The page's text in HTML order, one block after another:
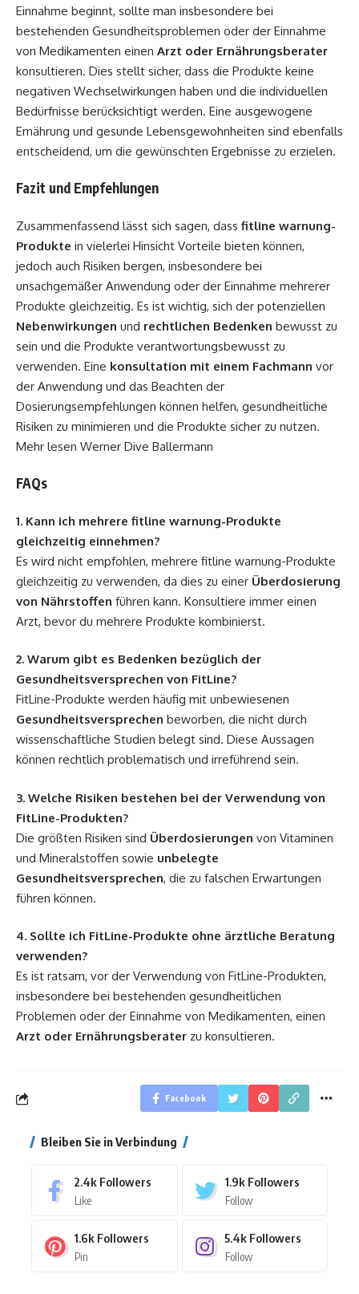
Einnahme beginnt, sollte man insbesondere bei
bestehenden Gesundheitsproblemen oder der Einnahme
von Medikamenten einen Arzt oder Ernährungsberater
konsultieren. Dies stellt sicher, dass die Produkte keine
negativen Wechselwirkungen haben und die individuellen
Bedürfnisse berücksichtigt werden. Eine ausgewogene
Ernährung und gesunde Lebensgewohnheiten sind ebenfalls
entscheidend, um die gewünschten Ergebnisse zu erzielen.
Fazit und Empfehlungen
Zusammenfassend lässt sich sagen, dass fitline warnung-
Produkte in vielerlei Hinsicht Vorteile bieten können,
jedoch auch Risiken bergen, insbesondere bei
unsachgemäßer Anwendung oder der Einnahme mehrerer
Produkte gleichzeitig. Es ist wichtig, sich der potenziellen
Nebenwirkungen und rechtlichen Bedenken bewusst zu
sein und die Produkte verantwortungsbewusst zu
verwenden. Eine konsultation mit einem Fachmann vor
der Anwendung und das Beachten der
Dosierungsempfehlungen können helfen, gesundheitliche
Risiken zu minimieren und die Produkte sicher zu nutzen.
Mehr lesen Werner Dive Ballermann
FAQs
1. Kann ich mehrere fitline warnung-Produkte
gleichzeitig einnehmen?
Es wird nicht empfohlen, mehrere fitline warnung-Produkte
gleichzeitig zu verwenden, da dies zu einer Überdosierung
von Nährstoffen führen kann. Konsultiere immer einen
Arzt, bevor du mehrere Produkte kombinierst.
2. Warum gibt es Bedenken bezüglich der
Gesundheitsversprechen von FitLine?
FitLine-Produkte werden häufig mit unbewiesenen
Gesundheitsversprechen beworben, die nicht durch
wissenschaftliche Studien belegt sind. Diese Aussagen
können rechtlich problematisch und irreführend sein.
3. Welche Risiken bestehen bei der Verwendung von
FitLine-Produkten?
Die größten Risiken sind Überdosierungen von Vitaminen
und Mineralstoffen sowie unbelegte
Gesundheitsversprechen, die zu falschen Erwartungen
führen können.
4. Sollte ich FitLine-Produkte ohne ärztliche Beratung
verwenden?
Es ist ratsam, vor der Verwendung von FitLine-Produkten,
insbesondere bei bestehenden gesundheitlichen
Problemen oder der Einnahme von Medikamenten, einen
Arzt oder Ernährungsberater zu konsultieren.
Facebook
Bleiben Sie in Verbindung
2.4k Followers
Like
1.9k Followers
Follow
1.6k Followers
Pin
5.4k Followers
Follow